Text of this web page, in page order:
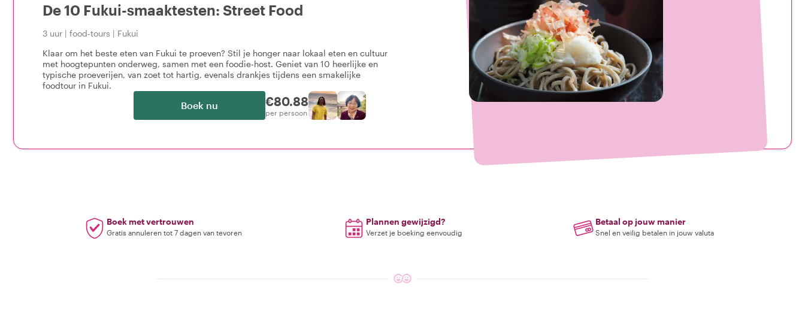
De 10 Fukui-smaaktesten: Street Food
3 uur | food-tours | Fukui
Klaar om het beste eten van Fukui te proeven? Stil je honger naar lokaal eten en cultuur
met hoogtepunten onderweg, samen met een foodie-host. Geniet van 10 heerlijke en
typische proeverijen, van zoet tot hartig, evenals drankjes tijdens een smakelijke
foodtour in Fukui.
Boek nu €80.88
per persoon
Boek met vertrouwen
Gratis annuleren tot 7 dagen van tevoren
Plannen gewijzigd?
Verzet je boeking eenvoudig
Betaal op jouw manier
Snel en veilig betalen in jouw valuta